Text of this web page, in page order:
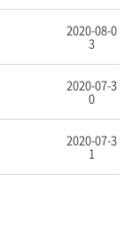
2020-08-0
3
2020-07-3
0
2020-07-3
1